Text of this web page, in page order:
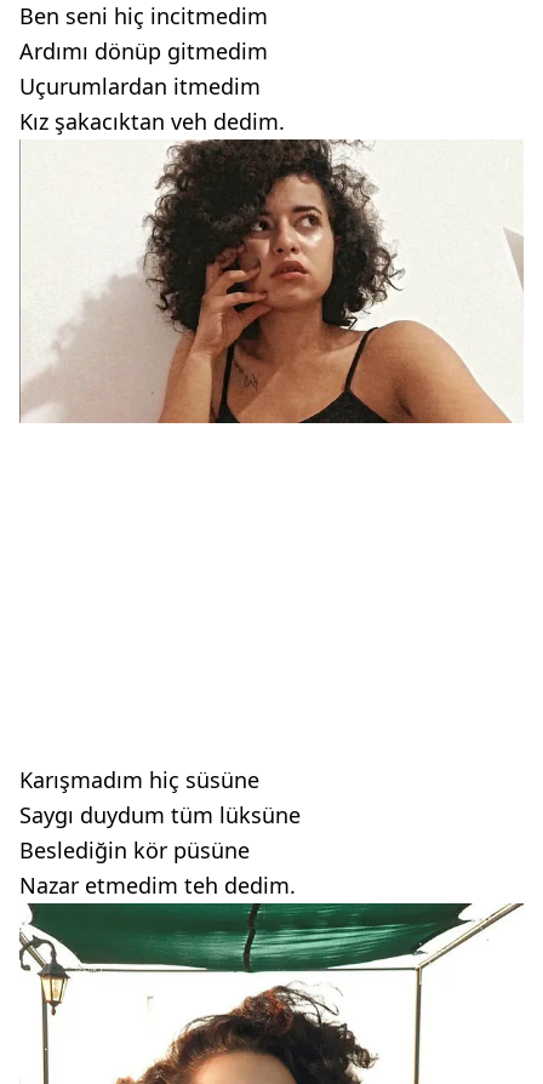
Ben seni hiç incitmedim
Ardımı dönüp gitmedim
Uçurumlardan itmedim
Kız şakacıktan veh dedim.
Karışmadım hiç süsüne
Saygı duydum tüm lüksüne
Beslediğin kör püsüne
Nazar etmedim teh dedim.